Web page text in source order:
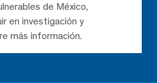
de México,
en investigación y
más información.